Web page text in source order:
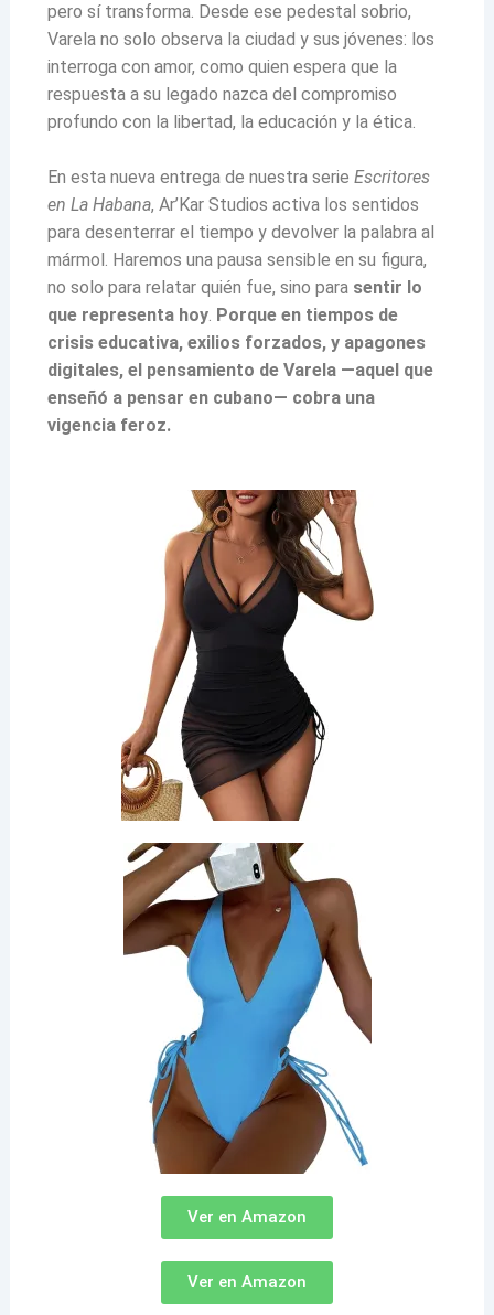
pero sí transforma. Desde ese pedestal sobrio,
Varela no solo observa la ciudad y sus jóvenes: los
interroga con amor, como quien espera que la
respuesta a su legado nazca del compromiso
profundo con la libertad, la educación y la ética.
En esta nueva entrega de nuestra serie Escritores
en La Habana, Ar’Kar Studios activa los sentidos
para desenterrar el tiempo y devolver la palabra al
mármol. Haremos una pausa sensible en su figura,
no solo para relatar quién fue, sino para sentir lo
que representa hoy. Porque en tiempos de
crisis educativa, exilios forzados, y apagones
digitales, el pensamiento de Varela —aquel que
enseñó a pensar en cubano— cobra una
vigencia feroz.
Ver en Amazon
Ver en Amazon